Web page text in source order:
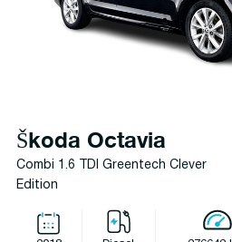
Škoda Octavia
Combi 1.6 TDI Greentech Clever
Edition